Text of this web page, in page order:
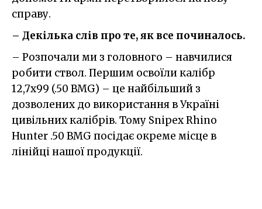
справу.
– Декілька слів про те, як все починалось.
– Розпочали ми з головного – навчилися
робити ствол. Першим освоїли калібр
12,7х99 (.50 ВМG) – це найбільший з
дозволених до використання в Україні
цивільних калібрів. Тому Snipex Rhino
Hunter .50 ВМG посідає окреме місце в
лінійці нашої продукції.